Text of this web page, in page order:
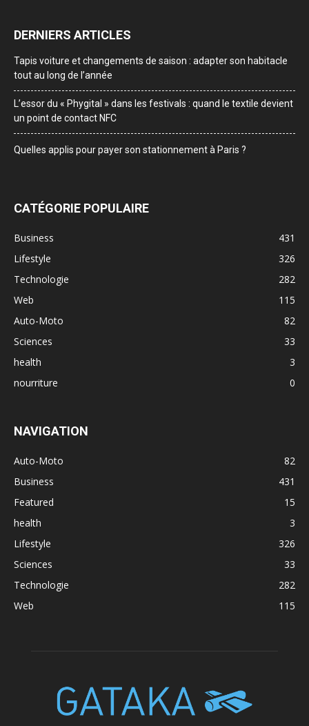
DERNIERS ARTICLES
Tapis voiture et changements de saison : adapter son habitacle
tout au long de l’année
L’essor du « Phygital » dans les festivals : quand le textile devient
un point de contact NFC
Quelles applis pour payer son stationnement à Paris ?
CATÉGORIE POPULAIRE
Business
431
Lifestyle
326
Technologie
282
Web
115
Auto-Moto
82
Sciences
33
health
3
nourriture
0
NAVIGATION
Auto-Moto
82
Business
431
Featured
15
health
3
Lifestyle
326
Sciences
33
Technologie
282
Web
115